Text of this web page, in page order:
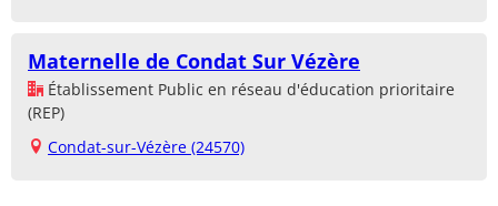
Maternelle de Condat Sur Vézère
Établissement Public en réseau d'éducation prioritaire
(REP)
Condat-sur-Vézère (24570)